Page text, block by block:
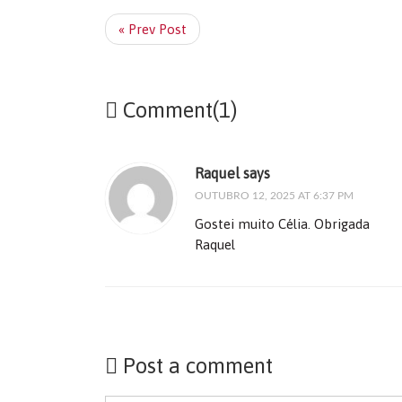
« Prev Post
Comment(1)
Raquel says
OUTUBRO 12, 2025 AT 6:37 PM
Gostei muito Célia. Obrigada
Raquel
Post a comment